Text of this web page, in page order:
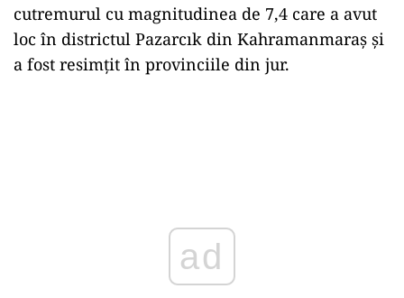
cutremurul cu magnitudinea de 7,4 care a avut
loc în districtul Pazarcık din Kahramanmaraș și
a fost resimțit în provinciile din jur.
ad